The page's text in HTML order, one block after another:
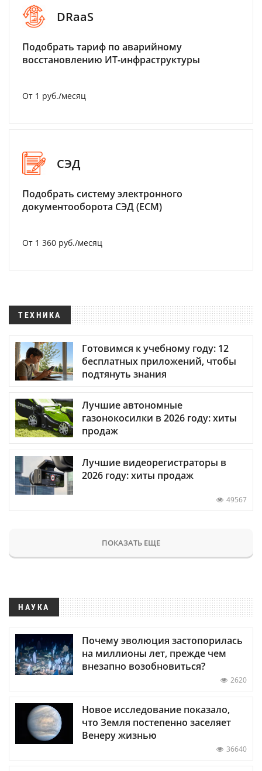
DRaaS
Подобрать тариф по аварийному
восстановлению ИТ-инфраструктуры
От 1 руб./месяц
СЭД
Подобрать систему электронного
документооборота СЭД (ECM)
От 1 360 руб./месяц
ТЕХНИКА
Готовимся к учебному году: 12
бесплатных приложений, чтобы
подтянуть знания
Лучшие автономные
газонокосилки в 2026 году: хиты
продаж
Лучшие видеорегистраторы в
2026 году: хиты продаж
49567
ПОКАЗАТЬ ЕЩЕ
НАУКА
Почему эволюция застопорилась
на миллионы лет, прежде чем
внезапно возобновиться?
2620
Новое исследование показало,
что Земля постепенно заселяет
Венеру жизнью
36640